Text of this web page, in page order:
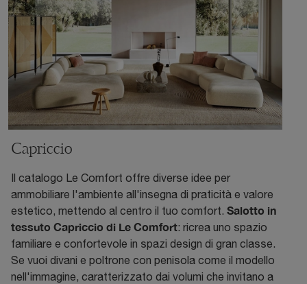
Capriccio
Il catalogo Le Comfort offre diverse idee per
ammobiliare l'ambiente all'insegna di praticità e valore
estetico, mettendo al centro il tuo comfort. Salotto in
tessuto Capriccio di Le Comfort: ricrea uno spazio
familiare e confortevole in spazi design di gran classe.
Se vuoi divani e poltrone con penisola come il modello
nell'immagine, caratterizzato dai volumi che invitano a